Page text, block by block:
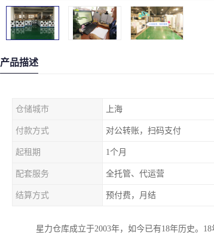
产品描述
仓储城市 上海
付款方式 对公转账，扫码支付
起租期 1个月
配套服务 全托管、代运营
结算方式 预付费，月结
星力仓库成立于2003年，如今已有18年历史。